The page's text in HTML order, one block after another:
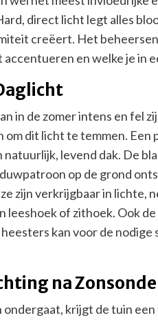
direct licht legt alles
creëert. Het
accentueren en welke je in
in de zomer intens en fel
om dit licht te temmen.
natuurlijk, levend dak. De
op de grond
zijn verkrijgbaar in lichte,
leeshoek of zithoek. Ook
kan voor de
na
ondergaat, krijgt de tuin